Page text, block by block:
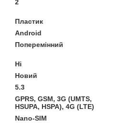
2
Пластик
Android
Поперемінний
Ні
Новий
5.3
GPRS, GSM, 3G (UMTS,
HSUPA, HSPA), 4G (LTE)
Nano-SIM